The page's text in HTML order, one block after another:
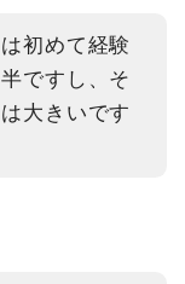
初めて経験
ですし、そ
大きいです